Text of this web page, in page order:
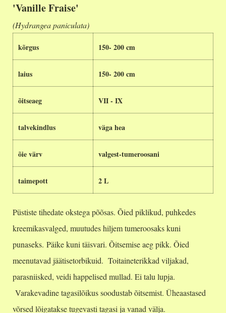
'Vanille Fraise'
(Hydrangea paniculata)
kõrgus 150- 200 cm
laius 150- 200 cm
õitseaeg VII - IX
talvekindlus väga hea
õie värv valgest-tumeroosani
taimepott 2 L
Püstiste tihedate okstega põõsas. Õied piklikud, puhkedes
kreemikasvalged, muutudes hiljem tumeroosaks kuni
punaseks. Päike kuni täisvari. Õitsemise aeg pikk. Õied
meenutavad jäätisetorbikuid. Toitaineterikkad viljakad,
parasniisked, veidi happelised mullad. Ei talu lupja.
Varakevadine tagasilõikus soodustab õitsemist. Üheaastased
võrsed lõigatakse tugevasti tagasi ja vanad välja.